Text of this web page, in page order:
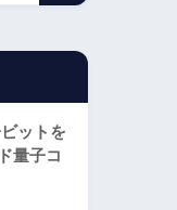
ットを
量子コ